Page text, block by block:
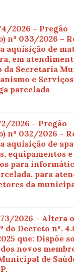
2026 – Pregão
nº 033/2026 –
aquisição de
em
da Secretaria
e
parcelada
2026 – Pregão
nº 032/2026 –
aquisição de
equipamentos e
para
para
da
2026 – Altera
do Decreto nº.
que: Dispõe
novos
de